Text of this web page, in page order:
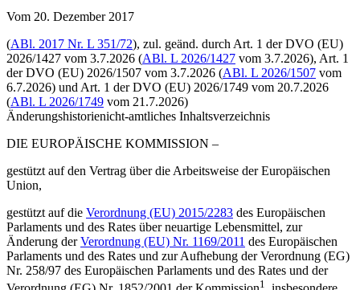
Vom 20. Dezember 2017
(ABl. 2017 Nr. L 351/72), zul. geänd. durch Art. 1 derDVO (EU)
2026/1427 vom 3.7.2026 (ABl. L 2026/1427 vom 3.7.2026), Art. 1
derDVO (EU) 2026/1507 vom 3.7.2026 (ABl. L 2026/1507 vom
6.7.2026) und Art. 1 derDVO (EU) 2026/1749 vom 20.7.2026
(ABl. L 2026/1749 vom 21.7.2026)
Änderungshistorienicht-amtliches Inhaltsverzeichnis
DIE EUROPÄISCHE KOMMISSION –
gestützt auf den Vertrag über die Arbeitsweise der Europäischen
Union,
gestützt auf die Verordnung (EU) 2015/2283 des Europäischen
Parlaments und des Rates über neuartige Lebensmittel, zur
Änderung derVerordnung (EU) Nr. 1169/2011 des Europäischen
Parlaments und des Rates und zur Aufhebung derVerordnung (EG)
Nr. 258/97 des Europäischen Parlaments und des Rates und der
1